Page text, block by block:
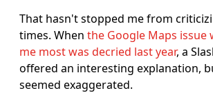
That hasn't stopped me from
times. When the Google Maps issue
me most was decried last year, a
offered an interesting explanation,
seemed exaggerated.